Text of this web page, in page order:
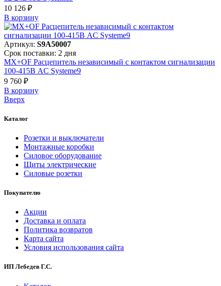
10 126 ₽
В корзинy
Артикул: S9A50007
Срок поставки: 2 дня
MX+OF Расцепитель независимый с контактом сигнализации
100-415В AC Systeme9
9 760 ₽
В корзинy
Вверх
Каталог
Розетки и выключатели
Монтажные коробки
Силовое оборудование
Щиты электрические
Силовые розетки
Покупателю
Акции
Доставка и оплата
Политика возвратов
Карта сайта
Условия использования сайта
ИП Лебедев Г.С.